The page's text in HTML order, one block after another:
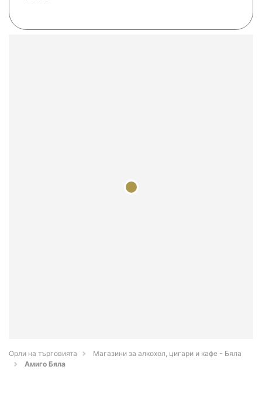
Орли на търговията
Магазини за алкохол, цигари и кафе - Бяла
Амиго Бяла